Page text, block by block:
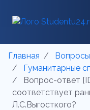
Главная
Гуманитарные
Вопрос-ответ
соответствует
Л.С.Выгосткого?